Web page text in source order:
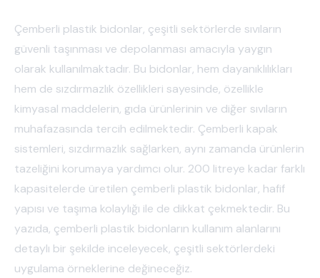
Çemberli plastik bidonlar, çeşitli sektörlerde sıvıların
güvenli taşınması ve depolanması amacıyla yaygın
olarak kullanılmaktadır. Bu bidonlar, hem dayanıklılıkları
hem de sızdırmazlık özellikleri sayesinde, özellikle
kimyasal maddelerin, gıda ürünlerinin ve diğer sıvıların
muhafazasında tercih edilmektedir. Çemberli kapak
sistemleri, sızdırmazlık sağlarken, aynı zamanda ürünlerin
tazeliğini korumaya yardımcı olur. 200 litreye kadar farklı
kapasitelerde üretilen çemberli plastik bidonlar, hafif
yapısı ve taşıma kolaylığı ile de dikkat çekmektedir. Bu
yazıda, çemberli plastik bidonların kullanım alanlarını
detaylı bir şekilde inceleyecek, çeşitli sektörlerdeki
uygulama örneklerine değineceğiz.